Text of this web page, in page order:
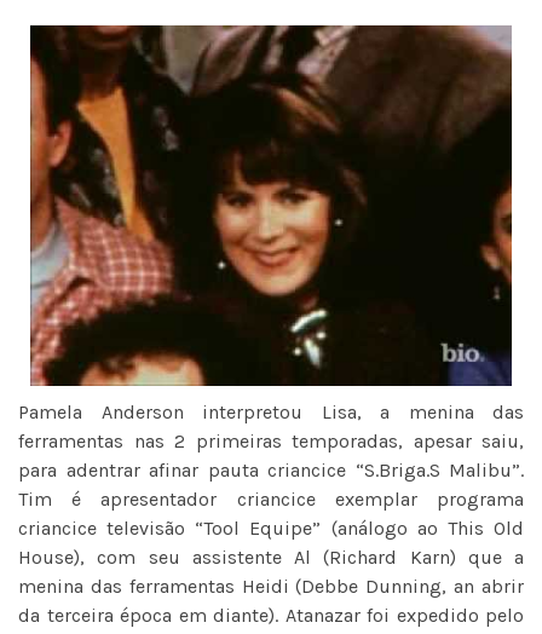
Pamela Anderson interpretou Lisa, a menina das
ferramentas nas 2 primeiras temporadas, apesar saiu,
para adentrar afinar pauta criancice “S.Briga.S Malibu”.
Tim é apresentador criancice exemplar programa
criancice televisão “Tool Equipe” (análogo ao This Old
House), com seu assistente Al (Richard Karn) que a
menina das ferramentas Heidi (Debbe Dunning, an abrir
da terceira época em diante). Atanazar foi expedido pelo